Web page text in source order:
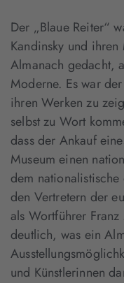
Der „Blaue Reiter“
Kandinsky und
Almanach gedacht,
Moderne. Es war
ihren Werken zu
selbst zu Wort
dass der Ankauf
Museum einen
dem nationalistische
den Vertretern der
als Wortführer
deutlich, was ein
und Künstlerinnen